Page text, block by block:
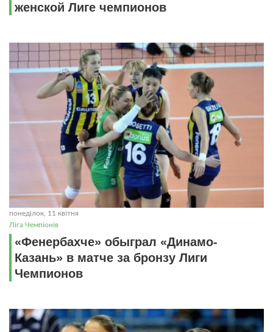
женской Лиге чемпионов
понеділок, 11 квітня
Ліга Чемпіонів
«Фенербахче» обыграл «Динамо-
Казань» в матче за бронзу Лиги
Чемпионов